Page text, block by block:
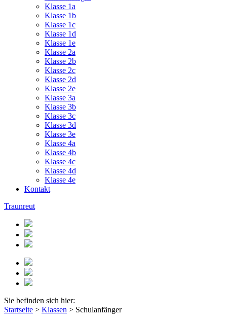
Klasse 1a
Klasse 1b
Klasse 1c
Klasse 1d
Klasse 1e
Klasse 2a
Klasse 2b
Klasse 2c
Klasse 2d
Klasse 2e
Klasse 3a
Klasse 3b
Klasse 3c
Klasse 3d
Klasse 3e
Klasse 4a
Klasse 4b
Klasse 4c
Klasse 4d
Klasse 4e
Kontakt
Traunreut
Sie befinden sich hier:
Startseite > Klassen > Schulanfänger